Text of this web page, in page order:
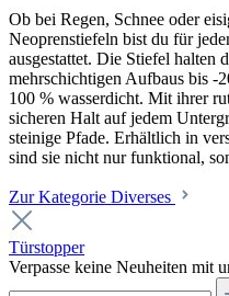
Ob bei Regen, Schnee oder
Neoprenstiefeln bist du für
ausgestattet. Die Stiefel halten
mehrschichtigen Aufbaus bis -
100 % wasserdicht. Mit ihrer
sicheren Halt auf jedem
steinige Pfade. Erhältlich in
sind sie nicht nur funktional,
Zur Kategorie Diverses
Türstopper
Verpasse keine Neuheiten mit